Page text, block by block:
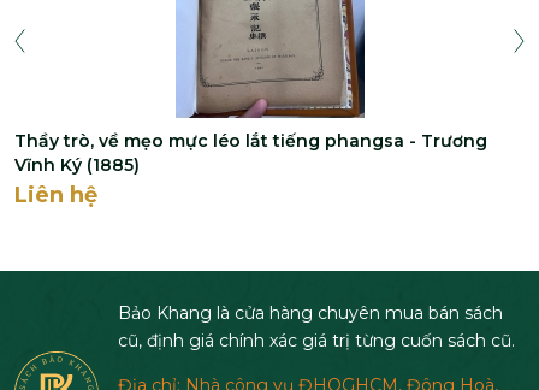
Thầy trò, về mẹo mực léo lắt tiếng phangsa - Trương
Vĩnh Ký (1885)
Liên hệ
Bảo Khang là cửa hàng chuyên mua bán sách
cũ, định giá chính xác giá trị từng cuốn sách cũ.
Địa chỉ: Nhà công vụ ĐHQGHCM, Đông Hoà,